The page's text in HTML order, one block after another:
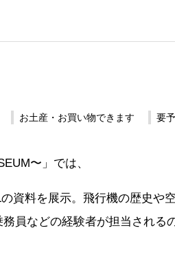
お土産・お買い物できます 要
〜」では、
資料を展示。飛行機の歴史や
員などの経験者が担当される